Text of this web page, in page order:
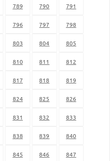
789 790 791
796 797 798
803 804 805
810 811 812
817 818 819
824 825 826
831 832 833
838 839 840
845 846 847